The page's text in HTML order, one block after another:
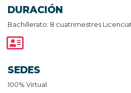
DURACIÓN
Bachillerato: 8 cuatrimestres
SEDES
100% Virtual